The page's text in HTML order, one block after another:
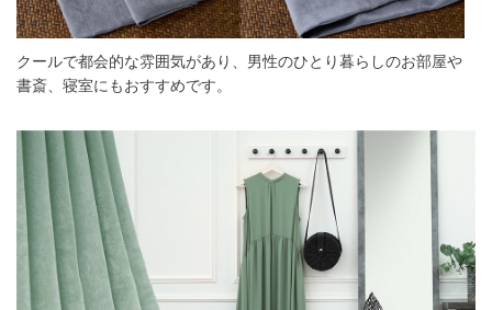
クールで都会的な雰囲気があり、男性のひとり暮らしのお部屋や
書斎、寝室にもおすすめです。